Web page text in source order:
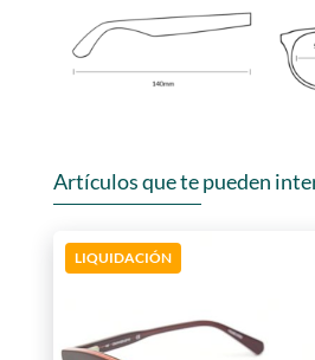
Artículos que te pueden
LIQUIDACIÓN